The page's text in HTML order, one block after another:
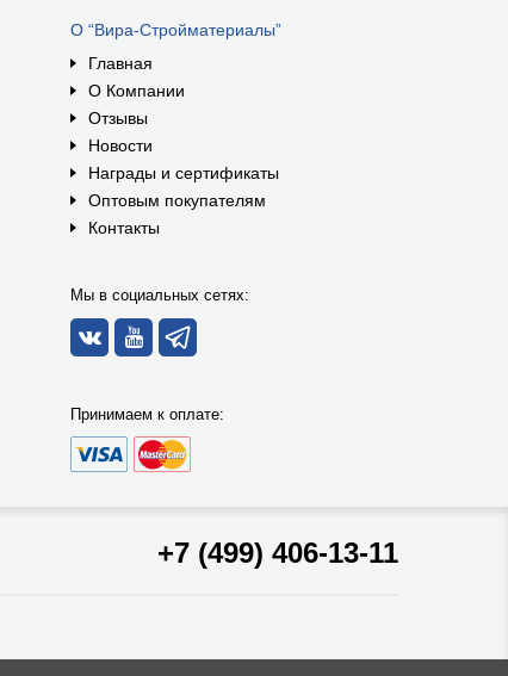
О “Вира-Стройматериалы”
Главная
О Компании
Отзывы
Новости
Награды и сертификаты
Оптовым покупателям
Контакты
Мы в социальных сетях:
Принимаем к оплате:
+7 (499) 406-13-11